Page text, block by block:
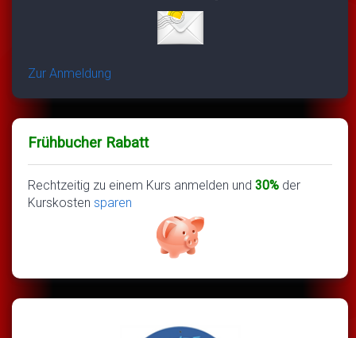
Zur Anmeldung
Frühbucher Rabatt
Rechtzeitig zu einem Kurs anmelden und 30% der
Kurskosten sparen